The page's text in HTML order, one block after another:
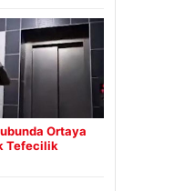
Ortaya
Tefecilik